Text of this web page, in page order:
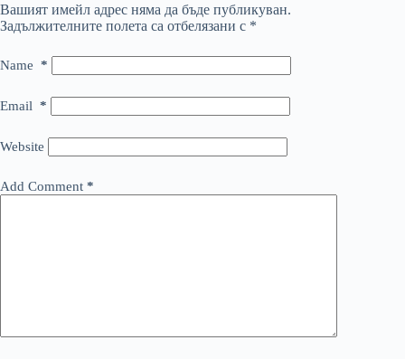
Вашият имейл адрес няма да бъде публикуван.
Задължителните полета са отбелязани с *
Name *
Email *
Website
Add Comment *